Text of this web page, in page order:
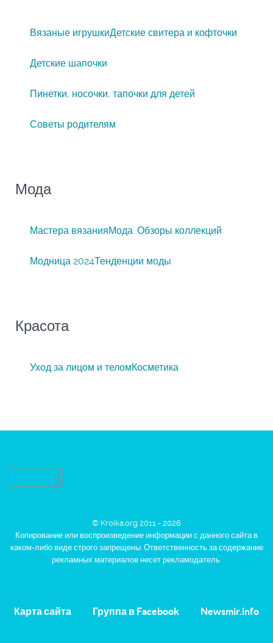
Вязаные игрушкиДетские свитера и кофточки
Детские шапочки
Пинетки, носочки, тапочки для детей
Советы родителям
Мода
Мастера вязанияМода. Обзоры коллекций
Модница 2024Тенденции моды
Красота
Уход за лицом и теломКосметика
© Kroika.org 2011 - 2026
Копирование или воспроизведение информации с данного сайта в
каком-либо виде строго запрещены. Ответственность за содержание
рекламных материалов несет рекламодатель.
Карта сайта Группа в Facebook Newsmir.info